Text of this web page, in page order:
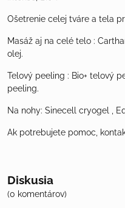
Ošetrenie celej tváre a tela
Masáž aj na celé telo :
olej.
Telový peeling : Bio+ telový
peeling.
Na nohy: Sinecell cryogel ,
Ak potrebujete pomoc,
Diskusia
(0 komentárov)